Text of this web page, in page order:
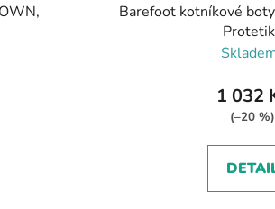
Barefoot kotníkové
1 032
(–20 %)